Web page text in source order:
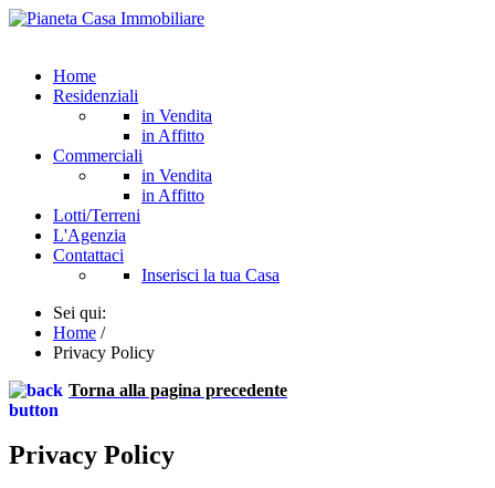
Home
Residenziali
in Vendita
in Affitto
Commerciali
in Vendita
in Affitto
Lotti/Terreni
L'Agenzia
Contattaci
Inserisci la tua Casa
Sei qui:
Home /
Privacy Policy
Torna alla pagina precedente
Privacy Policy